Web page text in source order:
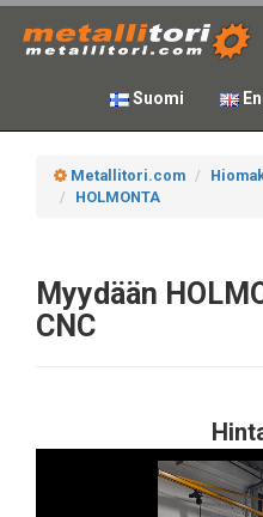
Suomi
Metallitori.com
HOLMONTA
Myydään
CNC